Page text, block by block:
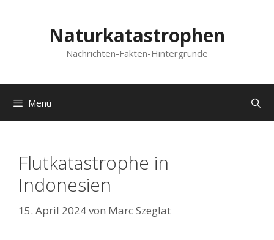
Naturkatastrophen
Nachrichten-Fakten-Hintergründe
Menü
Flutkatastrophe in
Indonesien
15. April 2024von Marc Szeglat